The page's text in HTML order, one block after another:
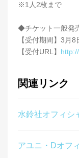
※1人2枚まで
◆チケット一般発
【受付期間】3月
【受付URL】
関連リンク
水鈴社オフィシ
アユニ・Dオフ